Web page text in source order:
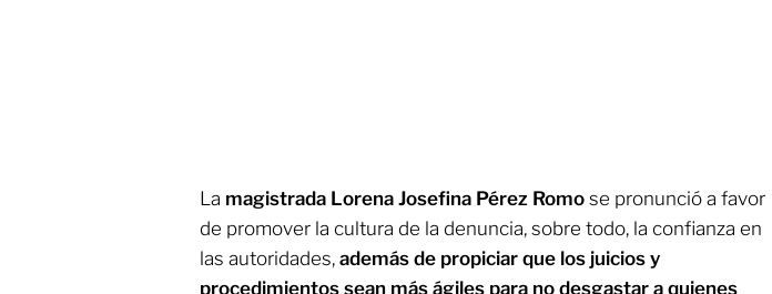
La magistrada Lorena Josefina Pérez Romo se pronunció a favor
de promover la cultura de la denuncia, sobre todo, la confianza en
las autoridades, además de propiciar que los juicios y
procedimientos sean más ágiles para no desgastar a quienes